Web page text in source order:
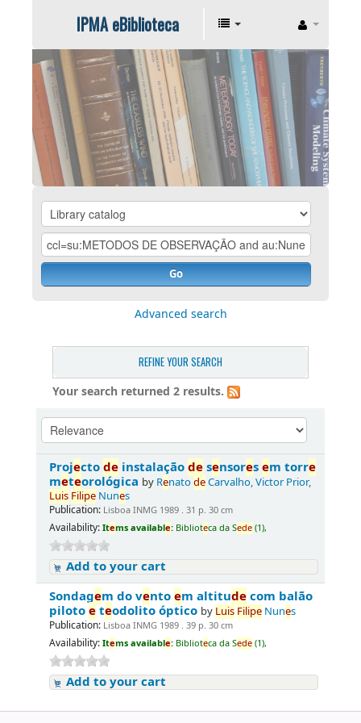
IPMA eBiblioteca
Go
Advanced search
REFINE YOUR SEARCH
Your search returned 2 results.
Projectode instalaçãodesensoresem torre
meteorológica by RenatodeCarvalho, Victor Prior,
Luis Filipe Nunes
Publication: Lisboa INMG 1989 . 31 p. 30 cm
Availability: Items available: Biblioteca da Sede (1),
Add to your cart
Sondagem do ventoem altitudecom balão
pilotoeteodolito óptico by Luis Filipe Nunes
Publication: Lisboa INMG 1989 . 39 p. 30 cm
Availability: Items available: Biblioteca da Sede (1),
Add to your cart